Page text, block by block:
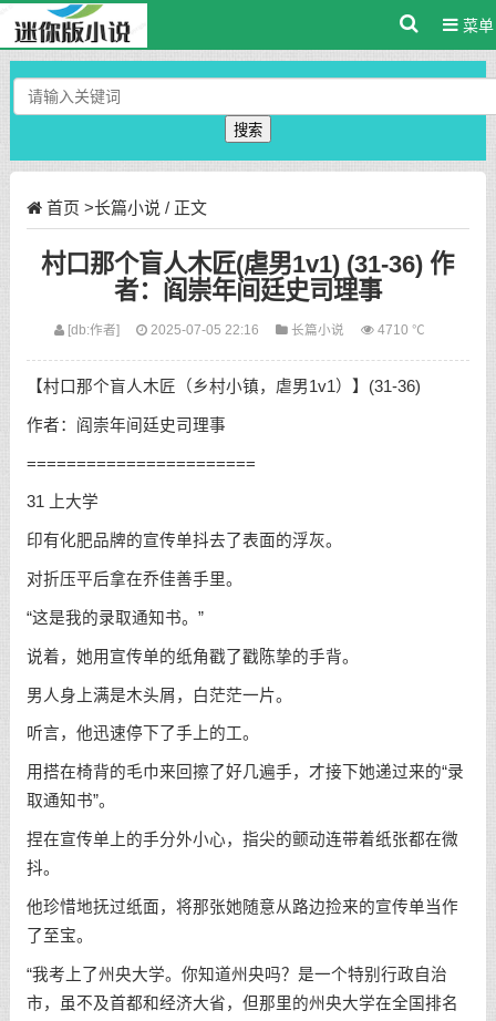
菜单
搜索
首页 >长篇小说 / 正文
村口那个盲人木匠(虐男1v1) (31-36) 作
者：阎崇年间廷史司理事
[db:作者] 2025-07-05 22:16 长篇小说 4710 ℃
【村口那个盲人木匠（乡村小镇，虐男1v1）】(31-36)
作者：阎崇年间廷史司理事
=======================
31 上大学
印有化肥品牌的宣传单抖去了表面的浮灰。
对折压平后拿在乔佳善手里。
“这是我的录取通知书。”
说着，她用宣传单的纸角戳了戳陈挚的手背。
男人身上满是木头屑，白茫茫一片。
听言，他迅速停下了手上的工。
用搭在椅背的毛巾来回擦了好几遍手，才接下她递过来的“录
取通知书”。
捏在宣传单上的手分外小心，指尖的颤动连带着纸张都在微
抖。
他珍惜地抚过纸面，将那张她随意从路边捡来的宣传单当作
了至宝。
“我考上了州央大学。你知道州央吗？是一个特别行政自治
市，虽不及首都和经济大省，但那里的州央大学在全国排名